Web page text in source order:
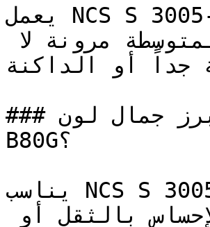
يعمل NCS S 3005-B80G بكفاءة كلون أساسي للجدران أو
جداً أو الداكنة.
### في أي زوايا المنزل يبرز جمال لون NCS S 3005-
B80G؟
يناسب NCS S 3005-B80G المجالس الرسمية وغرف الطعام،